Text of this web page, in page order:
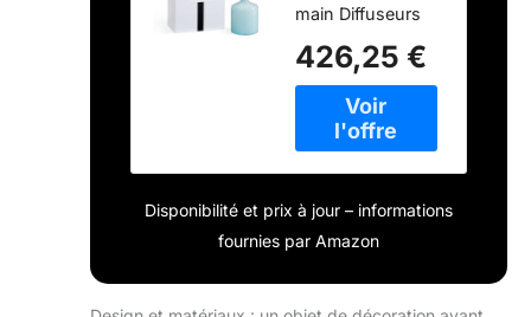
main Diffuseurs
parfums naturels
à base d'huiles
essentielles Art
pour créer
contient 16
anches naturelles
une utilisation en
intérieur
426,25 €
Disponibilité et prix à jour – informations
fournies par Amazon